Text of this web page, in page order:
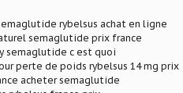
rybelsus achat en ligne
semaglutide prix france
semaglutide c est quoi
perte de poids rybelsus 14 mg prix
acheter semaglutide